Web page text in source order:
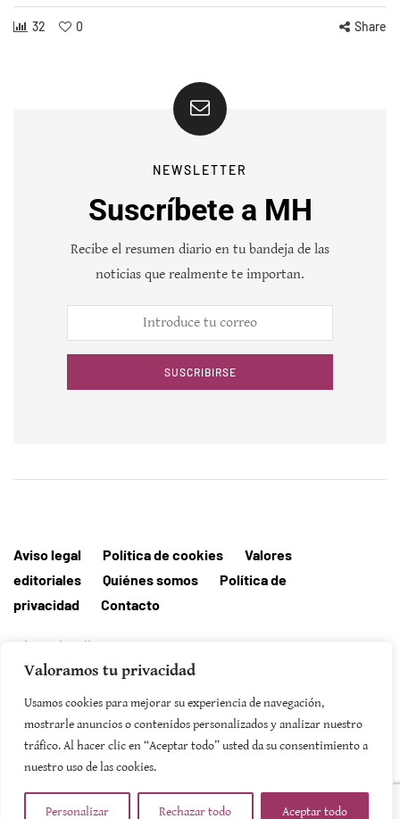
Valoramos tu privacidad
Usamos cookies para mejorar su experiencia de navegación,
mostrarle anuncios o contenidos personalizados y analizar nuestro
tráfico. Al hacer clic en “Aceptar todo” usted da su consentimiento a
nuestro uso de las cookies.
Personalizar Rechazar todo Aceptar todo
32 0 Share
NEWSLETTER
Suscríbete a MH
Recibe el resumen diario en tu bandeja de las
noticias que realmente te importan.
SUSCRIBIRSE
Aviso legal Política de cookies
Valores
editoriales
Quiénes somos
Política de
privacidad
Contacto
Editorial MallorcaHora
SUSCRIBIRSE